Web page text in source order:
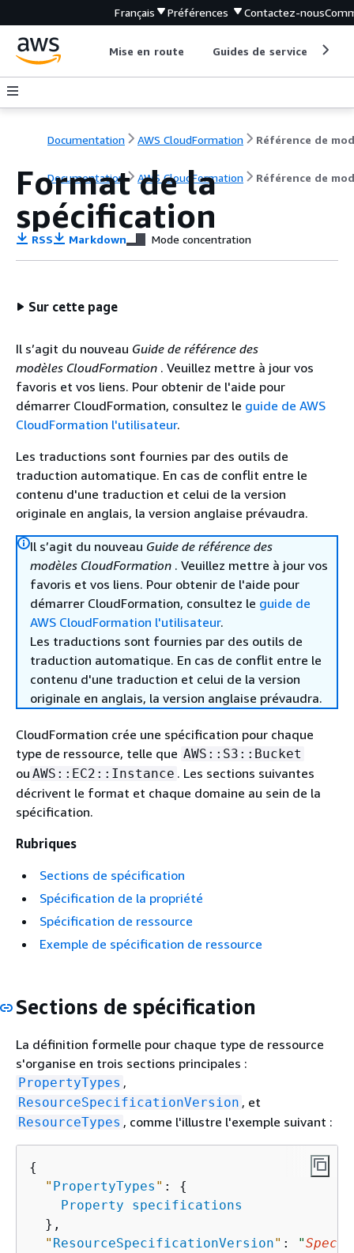
Français Préférences Contactez-nous
Mise en route Guides de service
Documentation AWS CloudFormation
Documentation AWS CloudFormation Référence de
Format de la
spécification
RSS Markdown Mode concentration
Sur cette page
Il s’agit du nouveau Guide de référence des
modèles CloudFormation . Veuillez mettre à jour vos
favoris et vos liens. Pour obtenir de l'aide pour
démarrer CloudFormation, consultez le guide de AWS
CloudFormation l'utilisateur.
Les traductions sont fournies par des outils de
traduction automatique. En cas de conflit entre le
contenu d'une traduction et celui de la version
originale en anglais, la version anglaise prévaudra.
Il s’agit du nouveau Guide de référence des
modèles CloudFormation . Veuillez mettre à jour vos
favoris et vos liens. Pour obtenir de l'aide pour
démarrer CloudFormation, consultez le guide de
AWS CloudFormation l'utilisateur.
Les traductions sont fournies par des outils de
traduction automatique. En cas de conflit entre le
contenu d'une traduction et celui de la version
originale en anglais, la version anglaise prévaudra.
CloudFormation crée une spécification pour chaque
type de ressource, telle que AWS::S3::Bucket
ou AWS::EC2::Instance . Les sections suivantes
décrivent le format et chaque domaine au sein de la
spécification.
Rubriques
Sections de spécification
Spécification de la propriété
Spécification de ressource
Exemple de spécification de ressource
Sections de spécification
La définition formelle pour chaque type de ressource
s'organise en trois sections principales :
PropertyTypes ,
ResourceSpecificationVersion , et
ResourceTypes , comme l'illustre l'exemple suivant :
{
" PropertyTypes " : {
Property specifications
  },
" ResourceSpecificationVersion" : "